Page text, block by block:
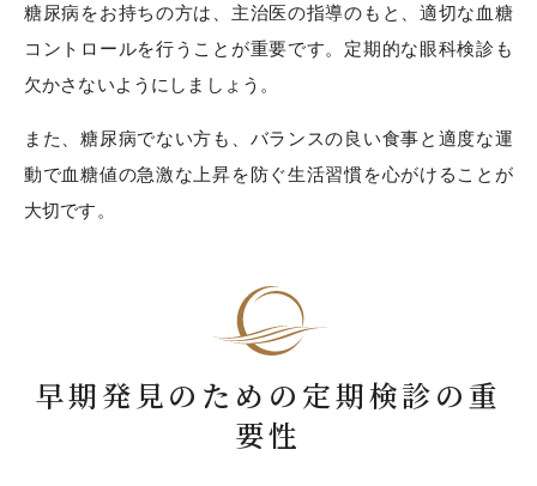
糖尿病をお持ちの方は、主治医の指導のもと、適切な血糖
コントロールを行うことが重要です。定期的な眼科検診も
欠かさないようにしましょう。
また、糖尿病でない方も、バランスの良い食事と適度な運
動で血糖値の急激な上昇を防ぐ生活習慣を心がけることが
大切です。
早期発見のための定期検診の重
要性